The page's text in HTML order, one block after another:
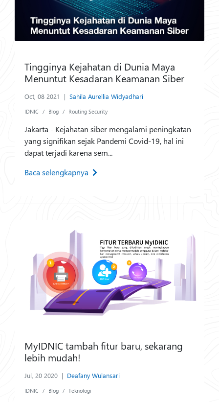
Tingginya Kejahatan di Dunia Maya
Menuntut Kesadaran Keamanan Siber
Oct, 08 2021 | Sahila Aurellia Widyadhari
IDNIC Blog Routing Security
Jakarta - Kejahatan siber mengalami peningkatan
yang signifikan sejak Pandemi Covid-19, hal ini
dapat terjadi karena sem...
Baca selengkapnya
MyIDNIC tambah fitur baru, sekarang
lebih mudah!
Jul, 20 2020 | Deafany Wulansari
IDNIC Blog Teknologi